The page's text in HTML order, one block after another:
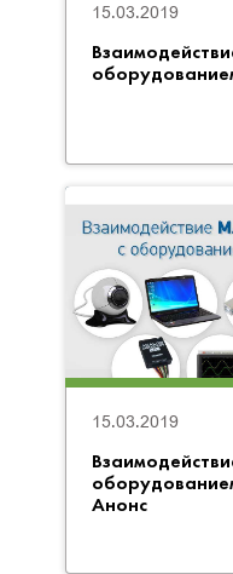
15.03.2019
Анонс
15.03.2019